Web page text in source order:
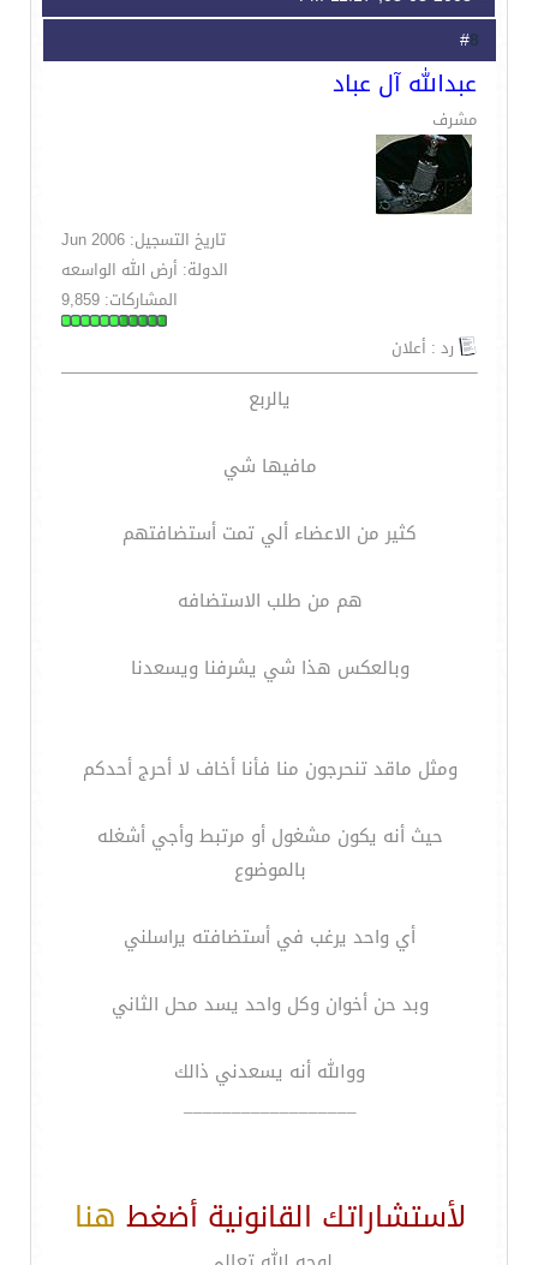
8
عبدالله آل عباد
مشرف
تاريخ التسجيل: Jun 2006
الدولة: أرض الله الواسعه
المشاركات: 9,859
رد : أعلان
يالربع
مافيها شي
كثير من الاعضاء ألي تمت أستضافتهم
هم من طلب الاستضافه
وبالعكس هذا شي يشرفنا ويسعدنا
ومثل ماقد تنحرجون منا فأنا أخاف لا أحرج أحدكم
حيث أنه يكون مشغول أو مرتبط وأجي أشغله
بالموضوع
أي واحد يرغب في أستضافته يراسلني
وبد حن أخوان وكل واحد يسد محل الثاني
ووالله أنه يسعدني ذالك
__________________
لأستشاراتك القانونية أضغط هنا